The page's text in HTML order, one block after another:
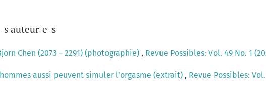
s auteur-e-s
Chen (2073 – 2291) (photographie) , Revue Possibles: Vol. 49 No. 1
aussi peuvent simuler l'orgasme (extrait) , Revue Possibles: